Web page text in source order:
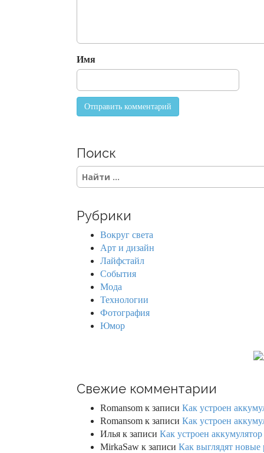
n
Имя
Поиск
S
e
c
Рубрики
Вокруг света
Арт и дизайн
Лайфстайл
События
Мода
Технологии
Фотография
Юмор
Свежие комментарии
Romansom к записи Как устроен
Romansom к записи Как устроен
Илья к записи Как устроен
MirkaSaw к записи Как выглядят новые